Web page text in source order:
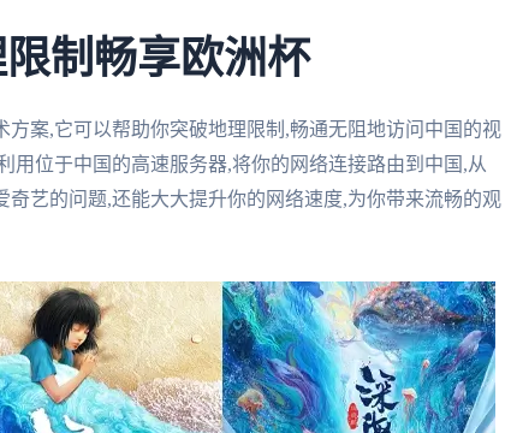
制畅享欧洲杯
方案,它可以帮助你突破地理限制,畅通无阻地访问中国的视
用位于中国的高速服务器,将你的网络连接路由到中国,从
艺的问题,还能大大提升你的网络速度,为你带来流畅的观